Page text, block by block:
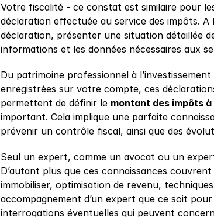
Votre fiscalité - ce constat est similaire pour
déclaration effectuée au service des impôts.
déclaration, présenter une situation détaillée
informations et les données nécessaires aux
Du patrimoine professionnel à
enregistrées sur votre compte, ces
permettent de définir le montant des impôts à
important. Cela implique une parfaite
prévenir un contrôle fiscal, ainsi que des
Seul un expert, comme un avocat ou un
D’autant plus que ces connaissances
immobiliser, optimisation de revenu,
accompagnement d’un expert que ce soit
interrogations éventuelles qui peuvent